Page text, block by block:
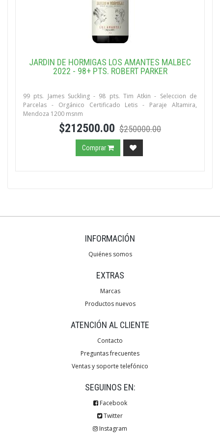
JARDIN DE HORMIGAS LOS AMANTES MALBEC
2022 - 98+ PTS. ROBERT PARKER
99 pts. James Suckling - 98 pts. Tim Atkin - Seleccion de
Parcelas - Orgánico Certificado Letis - Paraje Altamira,
Mendoza 1200 msnm
$212500.00 $250000.00
Comprar
INFORMACIÓN
Quiénes somos
EXTRAS
Marcas
Productos nuevos
ATENCIÓN AL CLIENTE
Contacto
Preguntas frecuentes
Ventas y soporte telefónico
SEGUINOS EN:
Facebook
Twitter
Instagram